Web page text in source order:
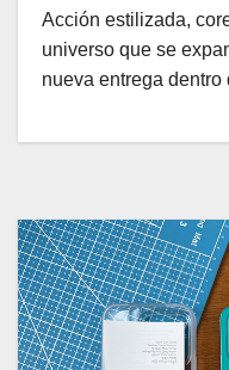
Acción estilizada,
universo que se
nueva entrega